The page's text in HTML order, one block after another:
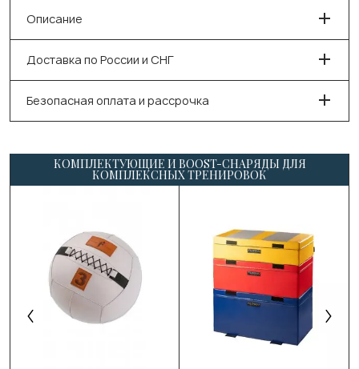
Описание
Доставка по России и СНГ
Безопасная оплата и рассрочка
КОМПЛЕКТУЮЩИЕ И BOOST-СНАРЯДЫ ДЛЯ
КОМПЛЕКСНЫХ ТРЕНИРОВОК
2кг/⌀25см
3кг/⌀25см
4кг/⌀35см
5кг/⌀35см
Выберите размер: